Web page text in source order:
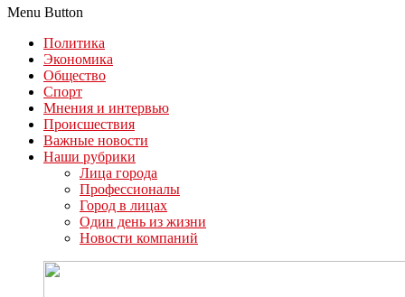
Menu Button
Политика
Экономика
Общество
Спорт
Мнения и интервью
Происшествия
Важные новости
Наши рубрики
Лица города
Профессионалы
Город в лицах
Один день из жизни
Новости компаний